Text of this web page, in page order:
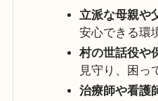
立派な母親や
安心できる環
村の世話役や
見守り、困っ
治療師や看護